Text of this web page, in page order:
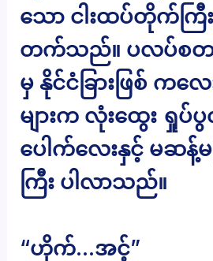
သော ငါးထပ်တိုက်ကြီး
တက်သည်။ ပလပ်စတ
မှ နိုင်ငံခြားဖြစ် ကလ
များက လုံးထွေး ရှုပ်
ပေါက်လေးနှင့် မဆ
ကြီး ပါလာသည်။
“ဟိုက်…အင့်”